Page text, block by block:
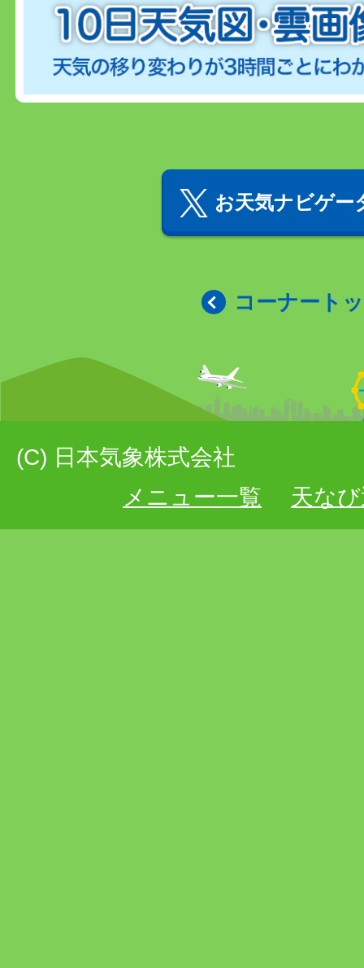
お天気ナビゲー
コーナート
(C) 日本気象株式会社
メニュー一覧
天な